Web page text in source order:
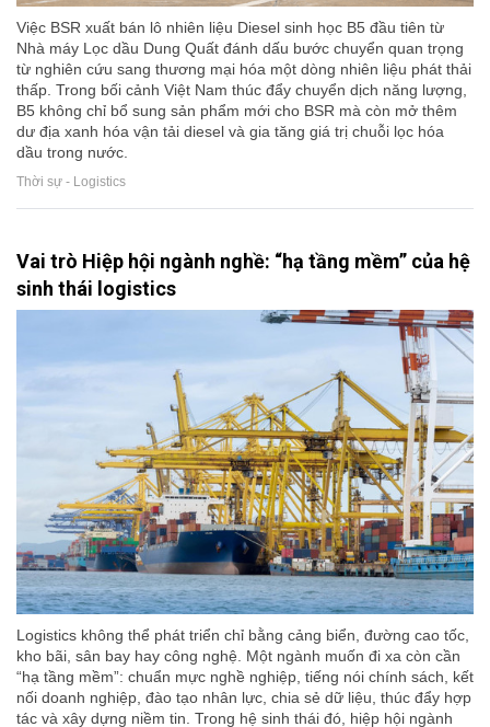
Việc BSR xuất bán lô nhiên liệu Diesel sinh học B5 đầu tiên từ
Nhà máy Lọc dầu Dung Quất đánh dấu bước chuyển quan trọng
từ nghiên cứu sang thương mại hóa một dòng nhiên liệu phát thải
thấp. Trong bối cảnh Việt Nam thúc đẩy chuyển dịch năng lượng,
B5 không chỉ bổ sung sản phẩm mới cho BSR mà còn mở thêm
dư địa xanh hóa vận tải diesel và gia tăng giá trị chuỗi lọc hóa
dầu trong nước.
Thời sự - Logistics
Vai trò Hiệp hội ngành nghề: “hạ tầng mềm” của hệ
sinh thái logistics
Logistics không thể phát triển chỉ bằng cảng biển, đường cao tốc,
kho bãi, sân bay hay công nghệ. Một ngành muốn đi xa còn cần
“hạ tầng mềm”: chuẩn mực nghề nghiệp, tiếng nói chính sách, kết
nối doanh nghiệp, đào tạo nhân lực, chia sẻ dữ liệu, thúc đẩy hợp
tác và xây dựng niềm tin. Trong hệ sinh thái đó, hiệp hội ngành